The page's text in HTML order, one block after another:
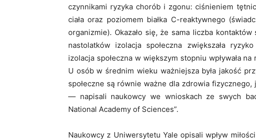
czynnikami ryzyka chorób i zgonu: ciśnieniem
ciała oraz poziomem białka C-reaktywnego
organizmie). Okazało się, że sama liczba
nastolatków izolacja społeczna zwiększała
izolacja społeczna w większym stopniu wpływała
U osób w średnim wieku ważniejsza była jakość
społeczne są równie ważne dla zdrowia
— napisali naukowcy we wnioskach ze swych
National Academy of Sciences”.
Naukowcy z Uniwersytetu Yale opisali wpływ